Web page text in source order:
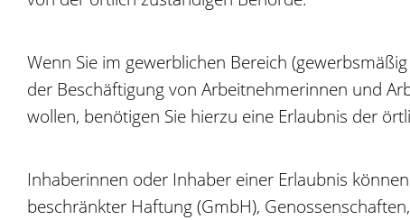
Wenn Sie im gewerblichen Bereich
der Beschäftigung von Arbeitnehmerinnen und
wollen, benötigen Sie hierzu eine Erlaubnis der
Inhaberinnen oder Inhaber einer Erlaubnis
beschränkter Haftung (GmbH),